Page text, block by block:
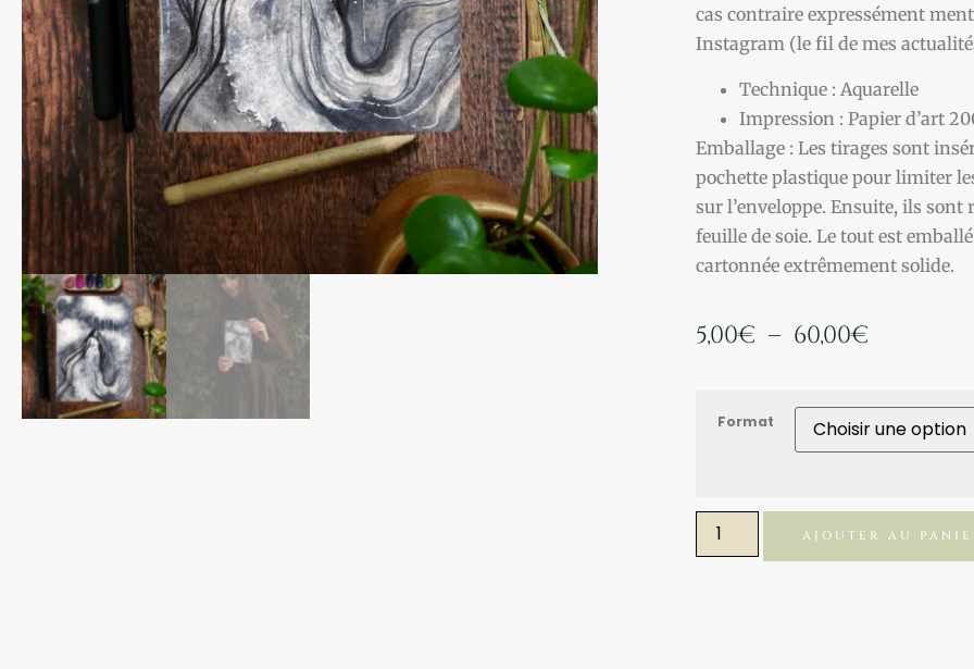
cas contraire expressément
Instagram (le fil de mes
Technique : Aquarelle
Impression : Papier d’art
Emballage : Les tirages sont
pochette plastique pour limiter
sur l’enveloppe. Ensuite, ils sont
feuille de soie. Le tout est
cartonnée extrêmement solide.
5,00€ – 60,00€
Format
AJOUTER AU